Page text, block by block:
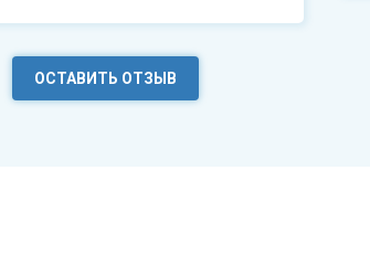
ОСТАВИТЬ ОТЗЫВ